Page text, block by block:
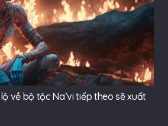
về bộ tộc Na’vi tiếp theo sẽ xuất